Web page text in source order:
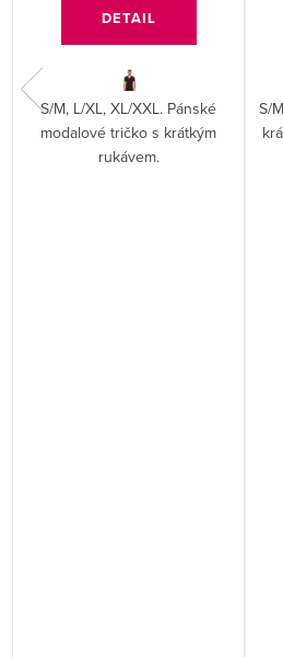
DETAIL
S/M, L/XL, XL/XXL. Pánské
modalové tričko s krátkým
rukávem.
S/